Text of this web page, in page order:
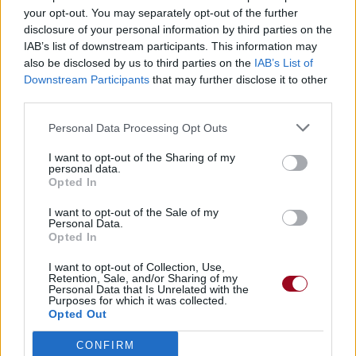
your opt-out. You may separately opt-out of the further
disclosure of your personal information by third parties on the
IAB’s list of downstream participants. This information may
also be disclosed by us to third parties on the IAB’s List of
Downstream Participants that may further disclose it to other
Personal Data Processing Opt Outs
I want to opt-out of the Sharing of my
personal data.
Opted In
I want to opt-out of the Sale of my
Personal Data.
Opted In
I want to opt-out of Collection, Use,
Retention, Sale, and/or Sharing of my
Personal Data that Is Unrelated with the
Purposes for which it was collected.
Opted Out
CONFIRM
Chanson sans vidéo
Dire «merci» pour cette traduction Corriger une erreur